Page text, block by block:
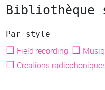
Bibliothèque
Par style
☐ Field recording ☐
☐ Créations